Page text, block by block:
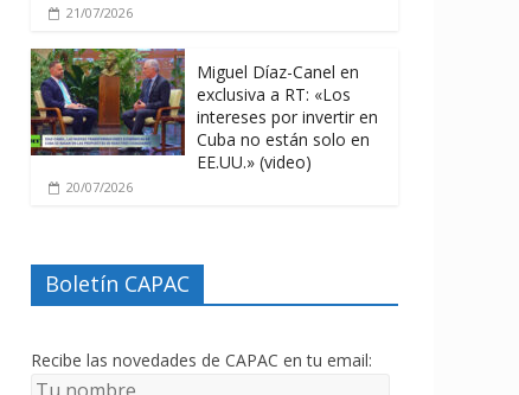
21/07/2026
Miguel Díaz-Canel en
exclusiva a RT: «Los
intereses por invertir en
Cuba no están solo en
EE.UU.» (video)
20/07/2026
Boletín CAPAC
Recibe las novedades de CAPAC en tu email: